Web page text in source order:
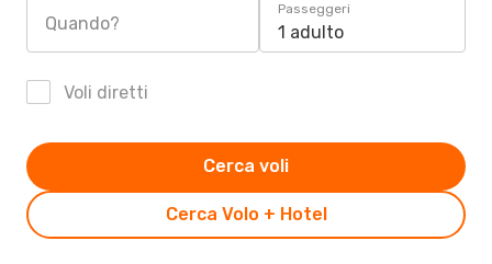
Quando?
Passeggeri
1 adulto
Voli diretti
Cerca Volo + Hotel
Cerca voli